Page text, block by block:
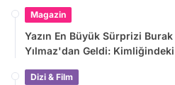
Magazin
Yazın En Büyük Sürprizi
Yılmaz'dan Geldi: Kimliğindeki
Dizi & Film